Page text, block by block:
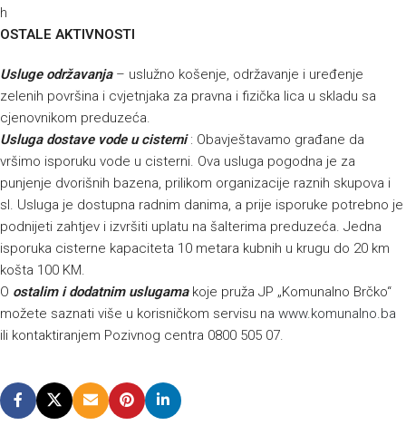
h
OSTALE AKTIVNOSTI
Usluge održavanja– uslužno košenje, održavanje i uređenje
zelenih površina i cvjetnjaka za pravna i fizička lica u skladu sa
cjenovnikom preduzeća.
Usluga dostave vode u cisterni: Obavještavamo građane da
vršimo isporuku vode u cisterni. Ova usluga pogodna je za
punjenje dvorišnih bazena, prilikom organizacije raznih skupova i
sl. Usluga je dostupna radnim danima, a prije isporuke potrebno je
podnijeti zahtjev i izvršiti uplatu na šalterima preduzeća. Jedna
isporuka cisterne kapaciteta 10 metara kubnih u krugu do 20 km
košta 100 KM.
O ostalim i dodatnim uslugamakoje pruža JP „Komunalno Brčko“
možete saznati više u korisničkom servisu na www.komunalno.ba
ili kontaktiranjem Pozivnog centra 0800 505 07.